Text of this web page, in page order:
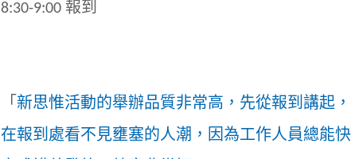
8:30-9:00 報到
「 新思惟活動的舉辦品質非常高，先從報到講起，
在報到處看不見壅塞的人潮，因為工作人員總能